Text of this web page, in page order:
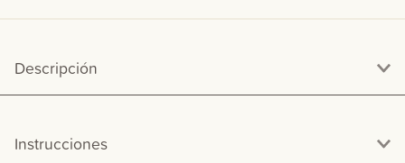
Descripción
Instrucciones